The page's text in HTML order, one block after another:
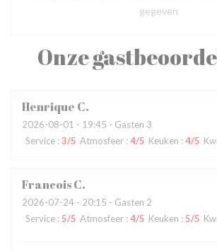
Onze
Henrique C
2026-08-01 - 19:45 - Gasten 3
Service : 3/5 Atmosfeer : 4/5 Keuken : 4/5
FrancoisC
2026-07-24 - 20:15 - Gasten 2
Service : 5/5 Atmosfeer : 4/5 Keuken : 5/5
gegeven